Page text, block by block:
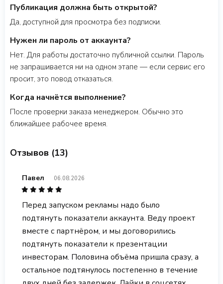
Публикация должна быть открытой?
Да, доступной для просмотра без подписки.
Нужен ли пароль от аккаунта?
Нет. Для работы достаточно публичной ссылки. Пароль
не запрашивается ни на одном этапе — если сервис его
просит, это повод отказаться.
Когда начнётся выполнение?
После проверки заказа менеджером. Обычно это
ближайшее рабочее время.
Отзывов (13)
Павел 06.08.2026
Перед запуском рекламы надо было
подтянуть показатели аккаунта. Веду проект
вместе с партнёром, и мы договорились
подтянуть показатели к презентации
инвесторам. Половина объёма пришла сразу, а
остальное подтянулось постепенно в течение